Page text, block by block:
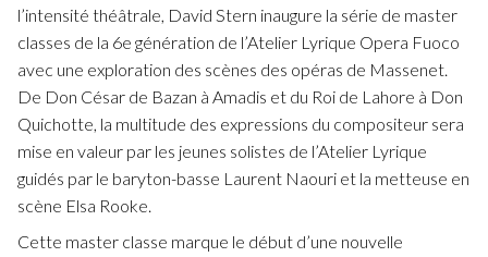
l’intensité théâtrale, David Stern inaugure la série de master
classes de la 6e génération de l’Atelier Lyrique Opera Fuoco
avec une exploration des scènes des opéras de Massenet.
De Don César de Bazan à Amadis et du Roi de Lahore à Don
Quichotte, la multitude des expressions du compositeur sera
mise en valeur par les jeunes solistes de l’Atelier Lyrique
guidés par le baryton-basse Laurent Naouri et la metteuse en
scène Elsa Rooke.
Cette master classe marque le début d’une nouvelle